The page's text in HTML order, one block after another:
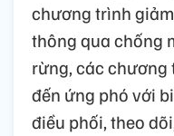
chương trình
thông qua chống
rừng, các chương
đến ứng phó với
điều phối, theo